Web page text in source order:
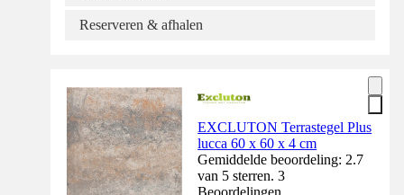
Reserveren & afhalen
EXCLUTON Terrastegel Plus
lucca 60 x 60 x 4 cm
Gemiddelde beoordeling: 2.7
van 5 sterren. 3